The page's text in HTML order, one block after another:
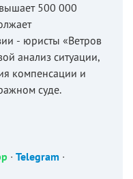
500 000
- юристы «Ветров
анализ ситуации,
компенсации и
суде.
· Telegram ·